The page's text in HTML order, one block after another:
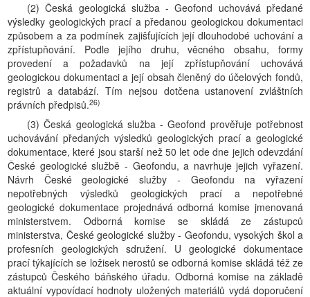
(2) Česká geologická služba - Geofond uchovává předané
výsledky geologických prací a předanou geologickou dokumentaci
způsobem a za podmínek zajišťujících její dlouhodobé uchování a
zpřístupňování. Podle jejího druhu, věcného obsahu, formy
provedení a požadavků na její zpřístupňování uchovává
geologickou dokumentaci a její obsah členěný do účelových fondů,
registrů a databází. Tím nejsou dotčena ustanovení zvláštních
právních předpisů.26)
(3) Česká geologická služba - Geofond prověřuje potřebnost
uchovávání předaných výsledků geologických prací a geologické
dokumentace, které jsou starší než 50 let ode dne jejich odevzdání
České geologické službě - Geofondu, a navrhuje jejich vyřazení.
Návrh České geologické služby - Geofondu na vyřazení
nepotřebných výsledků geologických prací a nepotřebné
geologické dokumentace projednává odborná komise jmenovaná
ministerstvem. Odborná komise se skládá ze zástupců
ministerstva, České geologické služby - Geofondu, vysokých škol a
profesních geologických sdružení. U geologické dokumentace
prací týkajících se ložisek nerostů se odborná komise skládá též ze
zástupců Českého báňského úřadu. Odborná komise na základě
aktuální vypovídací hodnoty uložených materiálů vydá doporučení